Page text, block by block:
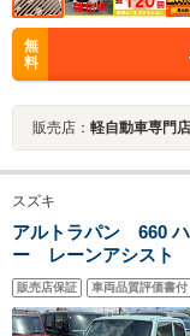
無
料
販売店： 軽自動車専門
スズキ
アルトラパン 660
ー レーンアシスト
イト スマートキー
ミラー シートヒ
エアコン パワース
販売店保証 車両品質評価書付